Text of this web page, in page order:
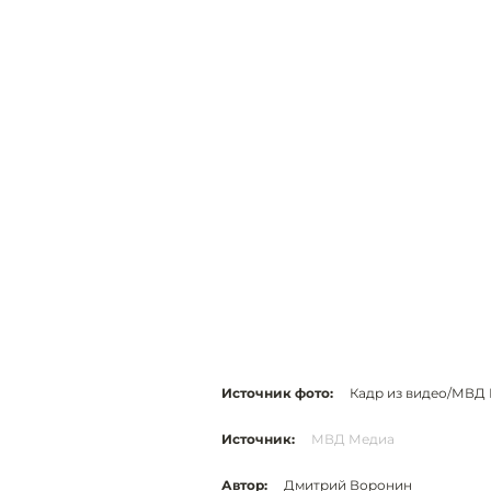
Источник фото: Кадр из видео/
Источник: МВД Медиа
Автор: Дмитрий Воронин